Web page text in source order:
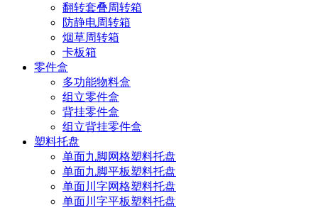
翻转套叠周转箱
防静电周转箱
烟草周转箱
卡板箱
零件盒
多功能物料盒
组立零件盒
背挂零件盒
组立背挂零件盒
塑料托盘
单面九脚网格塑料托盘
单面九脚平板塑料托盘
单面川字网格塑料托盘
单面川字平板塑料托盘